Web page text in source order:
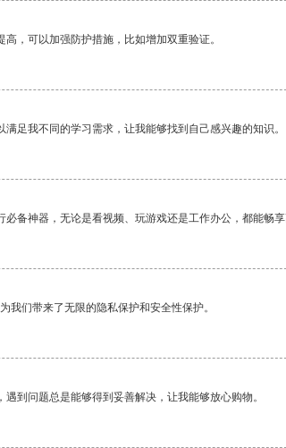
，可以加强防护措施，比如增加双重验证。
足我不同的学习需求，让我能够找到自己感兴趣的知识。
备神器，无论是看视频、玩游戏还是工作办公，都能畅
我们带来了无限的隐私保护和安全性保护。
到问题总是能够得到妥善解决，让我能够放心购物。